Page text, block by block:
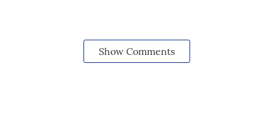
Show Comments